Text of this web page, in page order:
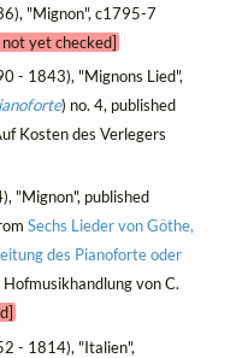
"Mignon", c1795-7
yet checked]
- 1843), "Mignons Lied",
) no. 4, published
Kosten des Verlegers
"Mignon", published
Sechs Lieder von Göthe,
des Pianoforte oder
von C.
- 1814), "Italien",